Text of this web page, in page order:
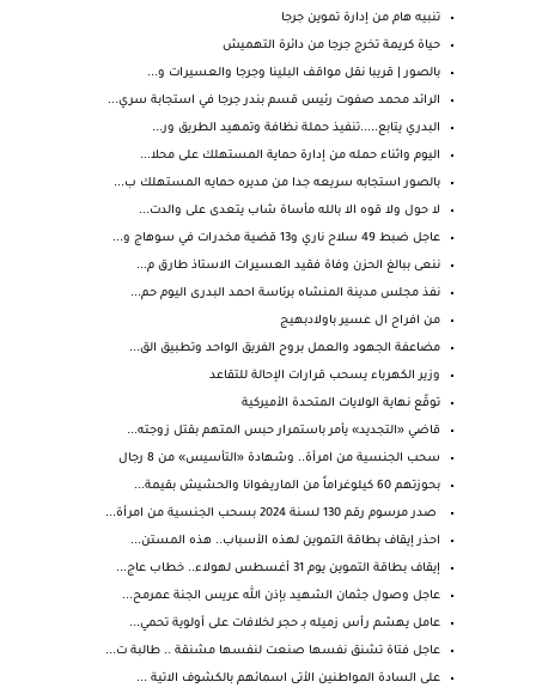
تنبيه هام من إدارة تموين جرجا
حياة كريمة تخرج جرجا من دائرة التهميش
بالصور | قريبا نقل مواقف البلينا وجرجا والعسيرات و...
الرائد محمد صفوت رئيس قسم بندر جرجا في استجابة سري...
البدري يتابع.....تنفيذ حملة نظافة وتمهيد الطريق ور...
اليوم واثناء حمله من إدارة حماية المستهلك على محلا...
بالصور استجابه سريعه جدا من مديره حمايه المستهلك ب...
لا حول ولا قوه الا بالله مأساة شاب يتعدى على والدت...
عاجل ضبط 49 سلاح ناري و13 قضية مخدرات في سوهاج و...
ننعى ببالغ الحزن وفاة فقيد العسيرات الاستاذ طارق م...
نفذ مجلس مدينة المنشاه برئاسة احمد البدرى اليوم حم...
من افراح ال عسير باولادبهيج
مضاعفة الجهود والعمل بروح الفريق الواحد وتطبيق الق...
وزير الكهرباء يسحب قرارات الإحالة للتقاعد
توقّع نهاية الولايات المتحدة الأميركية
قاضي «التجديد» يأمر باستمرار حبس المتهم بقتل زوجته...
سحب الجنسية من امرأة.. وشهادة «التأسيس» من 8 رجال
بحوزتهم 60 كيلوغراماً من الماريغوانا والحشيش بقيمة...
صدر مرسوم رقم 130 لسنة 2024 بسحب الجنسية من امرأة...
احذر إيقاف بطاقة التموين لهذه الأسباب.. هذه المستن...
إيقاف بطاقة التموين يوم 31 أغسطس لهولاء.. خطاب عاج...
عاجل وصول جثمان الشهيد بإذن الله عريس الجنة عمرمح...
عامل يهشم رأس زميله بـ حجر لخلافات على أولوية تحمي...
عاجل فتاة تشنق نفسها صنعت لنفسها مشنقة .. طالبة ت...
على السادة المواطنين الأتى اسمائهم بالكشوف الاتية ...